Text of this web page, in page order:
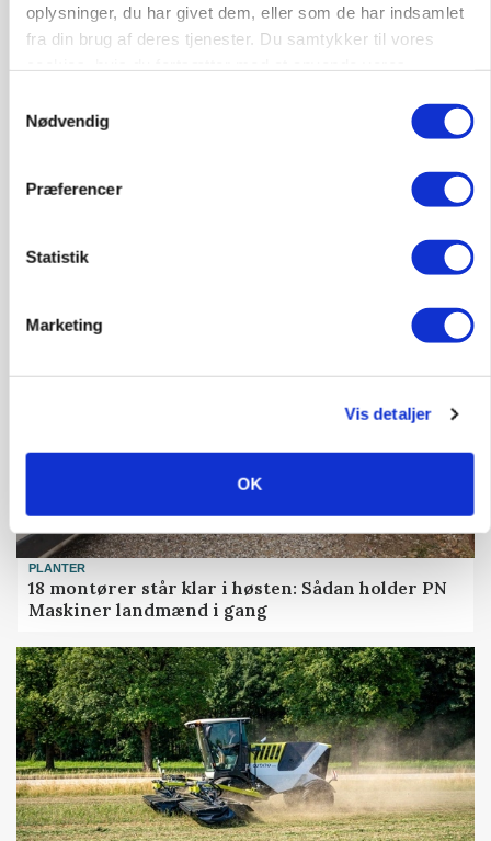
oplysninger, du har givet dem, eller som de har indsamlet
fra din brug af deres tjenester. Du samtykker til vores
Nødvendig
Præferencer
Statistik
Marketing
Vis detaljer
OK
Landmand vågnede ved lyden af skrigende kvier:
Ulven stod på foderbordet
økoproduktion
HØST-TOUR
PLANTER
18 montører står klar i høsten: Sådan holder PN
Maskiner landmænd i gang